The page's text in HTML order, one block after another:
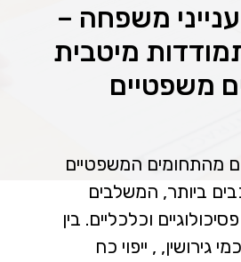
משפחה –
מיטבית
משפטיים
מהתחומים המשפטיים
ביותר, המשלבים
וכלכליים. בין
גירושין, , ייפוי כח